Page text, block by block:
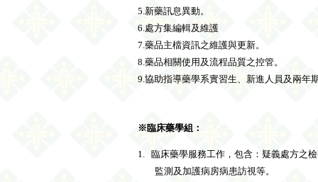
5.新藥訊息異動。
6.處方集編輯及維護
7.藥品主檔資訊之維護與更新。
8.藥品相關使用及流程品質之控管。
9.協助指導藥學系實習生、新進人員及兩年
※臨床藥學組：
1.
臨床藥學服務工作，包含：疑義處方之
監測及加護病房病患訪視等。